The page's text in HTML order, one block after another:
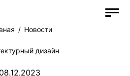
Новости
дизайн
08.12.2023